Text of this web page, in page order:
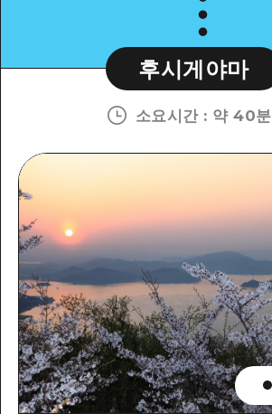
후시게야마
소요시간: 약 40분